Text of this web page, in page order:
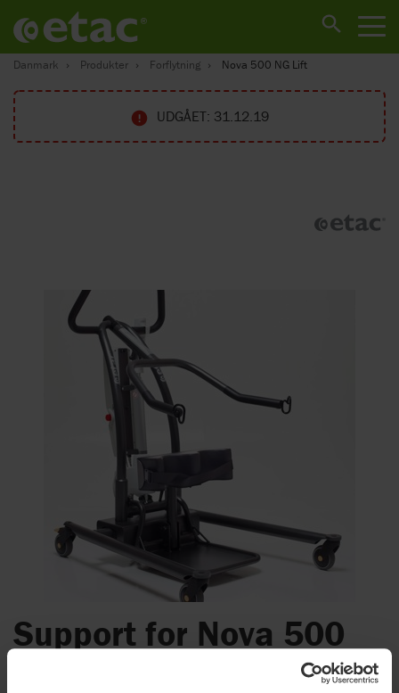
Danmark Produkter Forflytning Nova 500 NG Lift
UDGÅET: 31.12.19
Support for Nova 500